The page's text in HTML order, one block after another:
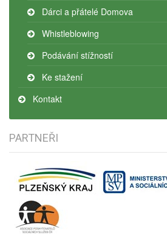
Dárci a přátelé Domova
Whistleblowing
Podávání stížností
Ke stažení
Kontakt
PARTNEŘI